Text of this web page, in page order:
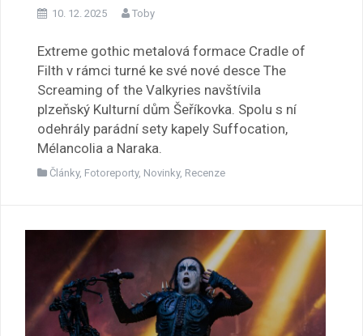
10. 12. 2025 Toby
Extreme gothic metalová formace Cradle of
Filth v rámci turné ke své nové desce The
Screaming of the Valkyries navštívila
plzeňský Kulturní dům Šeříkovka. Spolu s ní
odehrály parádní sety kapely Suffocation,
Mélancolia a Naraka.
Články, Fotoreporty, Novinky, Recenze